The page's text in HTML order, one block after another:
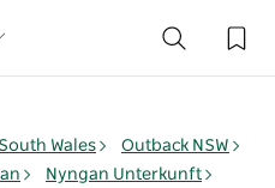
Wales
Outback NSW
Nyngan Unterkunft